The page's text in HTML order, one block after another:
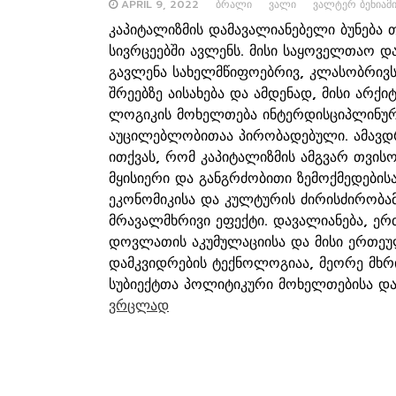
APRIL 9, 2022 ᲑᲠᲐᲚᲘ ᲕᲐᲚᲘ ᲕᲐᲚᲢᲔᲠ
კაპიტალიზმის დამავალიანებელი ბუნება
სივრცეებში ავლენს. მისი საყოველთაო
გავლენა სახელმწიფოებრივ,
შრეებზე აისახება და ამდენად, მისი
ლოგიკის მოხელთება
აუცილებლობითაა პირობადებული.
ითქვას, რომ კაპიტალიზმის ამგვარ
მყისიერი და განგრძობითი
ეკონომიკისა და კულტურის
მრავალმხრივი ეფექტი. დავალიანება,
დოვლათის აკუმულაციისა და მისი
დამკვიდრების ტექნოლოგიაა, მეორე
სუბიექტთა პოლიტიკური მოხელთებისა
ვრცლად